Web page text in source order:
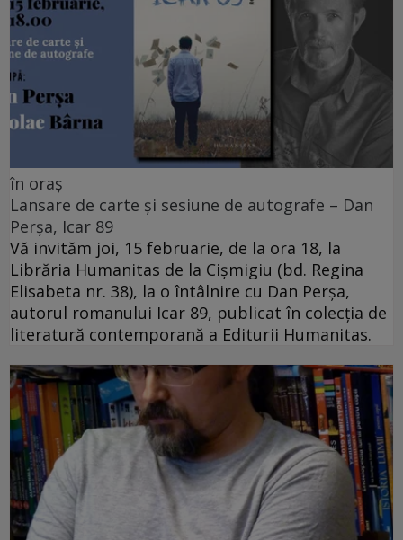
în oraș
Lansare de carte și sesiune de autografe – Dan
Perșa, Icar 89
Vă invităm joi, 15 februarie, de la ora 18, la
Librăria Humanitas de la Cişmigiu (bd. Regina
Elisabeta nr. 38), la o întâlnire cu Dan Perșa,
autorul romanului Icar 89, publicat în colecția de
literatură contemporană a Editurii Humanitas.